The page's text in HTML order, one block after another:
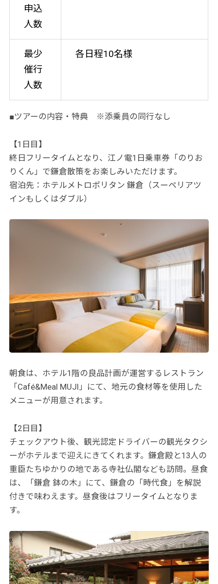
申込
人数
最少
催行
人数
各日程10名様
■ツアーの内容・特典 ※添乗員の同行なし
【1日目】
終日フリータイムとなり、江ノ電1日乗車券「のりお
りくん」で鎌倉散策をお楽しみいただけます。
宿泊先：ホテルメトロポリタン 鎌倉（スーペリアツ
インもしくはダブル）
朝食は、ホテル1階の良品計画が運営するレストラン
「Café&Meal MUJI」にて、地元の食材等を使用した
メニューが用意されます。
【2日目】
チェックアウト後、観光認定ドライバーの観光タクシ
ーがホテルまで迎えにきてくれます。鎌倉殿と13人の
重臣たちゆかりの地である寺社仏閣なども訪問。昼食
は、「鎌倉 鉢の木」にて、鎌倉の「時代食」を解説
付きで味わえます。昼食後はフリータイムとなりま
す。